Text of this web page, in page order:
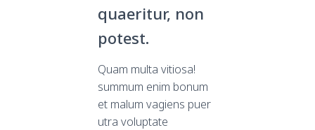
quaeritur, non
potest.
Quam multa vitiosa!
summum enim bonum
et malum vagiens puer
utra voluptate